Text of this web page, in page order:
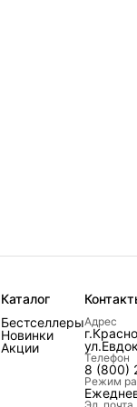
Каталог
Бестселлеры
Новинки
Акции
Адрес
Телефон
8 (800)
Режим